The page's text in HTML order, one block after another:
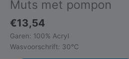
Muts met pompon
€13,54
Garen: 100% Acryl
Wasvoorschrift: 30°C